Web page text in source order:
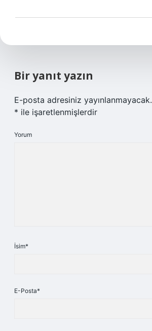
Bir yanıt yazın
E-posta adresiniz yayınlanmayacak.
* ile işaretlenmişlerdir
Yorum
İsim*
E-Posta*